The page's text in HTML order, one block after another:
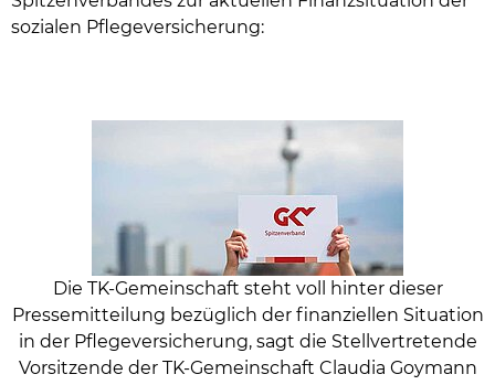
sozialen Pflegeversicherung:
Die TK-Gemeinschaft steht voll hinter dieser
Pressemitteilung bezüglich der finanziellen Situation
in der Pflegeversicherung, sagt die Stellvertretende
Vorsitzende der TK-Gemeinschaft Claudia Goymann